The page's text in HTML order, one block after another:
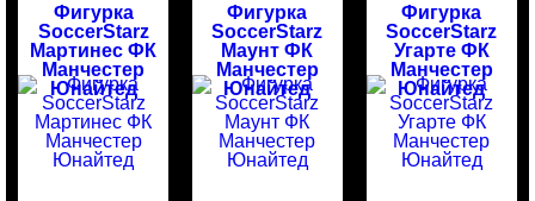
Фигурка
SoccerStarz
Мартинес ФК
Манчестер
Юнайтед
Фигурка
SoccerStarz
Маунт ФК
Манчестер
Юнайтед
Фигурка
SoccerStarz
Угарте ФК
Манчестер
Юнайтед